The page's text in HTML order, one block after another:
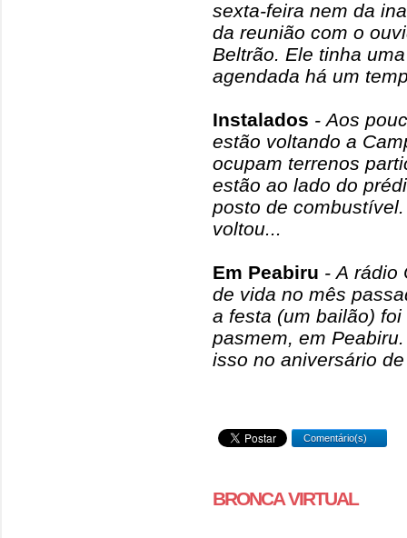
sexta-feira nem da
da reunião com o
Beltrão. Ele tinha
agendada há um
Instalados - Aos
estão voltando a
ocupam terrenos
estão ao lado do
posto de
voltou...
Em Peabiru - A rádio
de vida no mês
a festa (um bailão)
pasmem, em
isso no aniversário
Comentário(s)
BRONCA VIRTUAL